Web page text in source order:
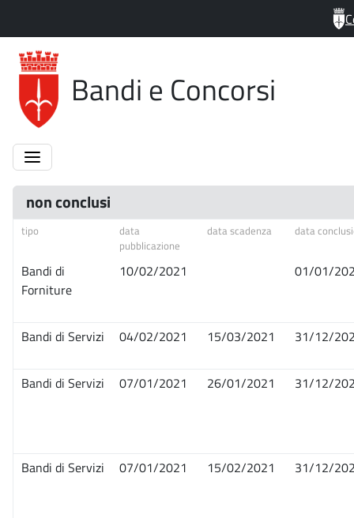
Bandi e Concorsi
non conclusi
tipo
data
pubblicazione
data scadenza data
Bandi di
Forniture
10/02/2021 01/01/
Bandi di Servizi 04/02/2021 15/03/2021 31/12/
Bandi di Servizi 07/01/2021 26/01/2021 31/12/
Bandi di Servizi 07/01/2021 15/02/2021 31/12/